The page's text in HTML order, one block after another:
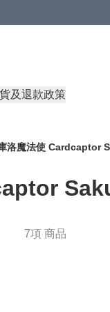
及退款政策
7項 商品